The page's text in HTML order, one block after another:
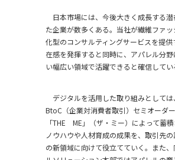
日本市場には、今後大きく成長する潜
た企業が数多くある。当社が繊維ファ
化型のコンサルティングサービスを提
在感を発揮すると同時に、アパレル分
い幅広い領域で活躍できると確信してい
デジタルを活用した取り組みとしては
BtoC（企業対消費者取引）セミオーダ
「THE ME」（ザ・ミー）によって蓄
ノウハウや人材育成の成果を、取引先
の新領域に向けて役立てていく。また